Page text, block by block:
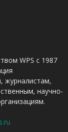
WPS с 1987
журналистам,
научно-